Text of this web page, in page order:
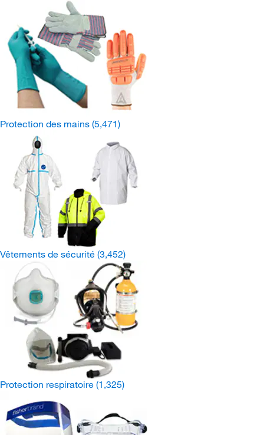
Protection des mains (5,471)
Vêtements de sécurité (3,452)
Protection respiratoire (1,325)